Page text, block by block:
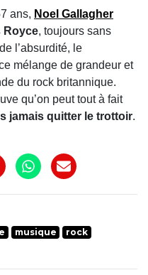
ans, Noel Gallagher
Royce, toujours sans
l’absurdité, le
mélange de grandeur et
du rock britannique.
qu’on peut tout à fait
jamais quitter le trottoir.
musique
rock